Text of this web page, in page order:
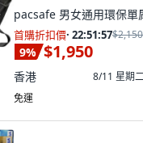
pacsafe 男女通用環保單
首購折扣價· 22:51:55$2,150
9% $1,950
香港 8/11 星期
免運